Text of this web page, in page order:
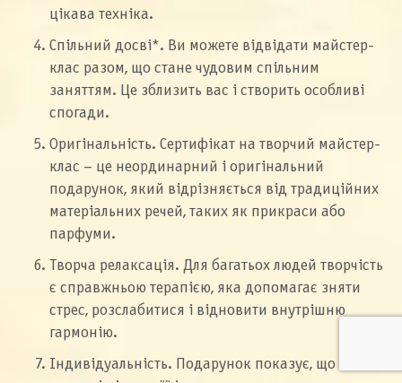
цікава техніка.
Спільний досві*. Ви можете відвідати майстер-
клас разом, що стане чудовим спільним
заняттям. Це зблизить вас і створить особливі
спогади.
Оригінальність. Сертифікат на творчий майстер-
клас – це неординарний і оригінальний
подарунок, який відрізняється від традиційних
матеріальних речей, таких як прикраси або
парфуми.
Творча релаксація. Для багатьох людей творчість
є справжньою терапією, яка допомагає зняти
стрес, розслабитися і відновити внутрішню
гармонію.
Індивідуальність. Подарунок показує, що ви